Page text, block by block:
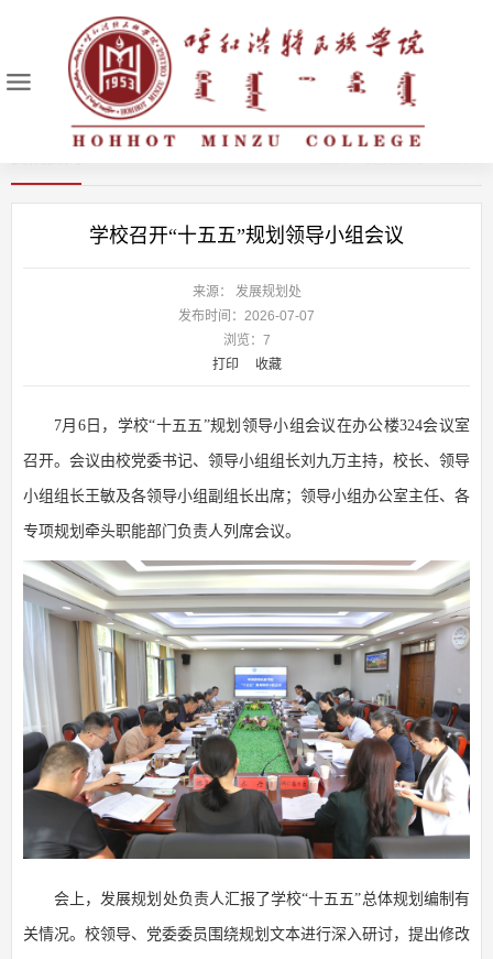
学校召开“十五五”规划领导小组会议
来源： 发展规划处
发布时间：2026-07-07
浏览： 7
打印
收藏
7月6日，学校“十五五”规划领导小组会议在办公楼324会议室
召开。会议由校党委书记、领导小组组长刘九万主持，校长、领导
小组组长王敏及各领导小组副组长出席；领导小组办公室主任、各
专项规划牵头职能部门负责人列席会议。
会上，发展规划处负责人汇报了学校“十五五”总体规划编制有
关情况。校领导、党委委员围绕规划文本进行深入研讨，提出修改